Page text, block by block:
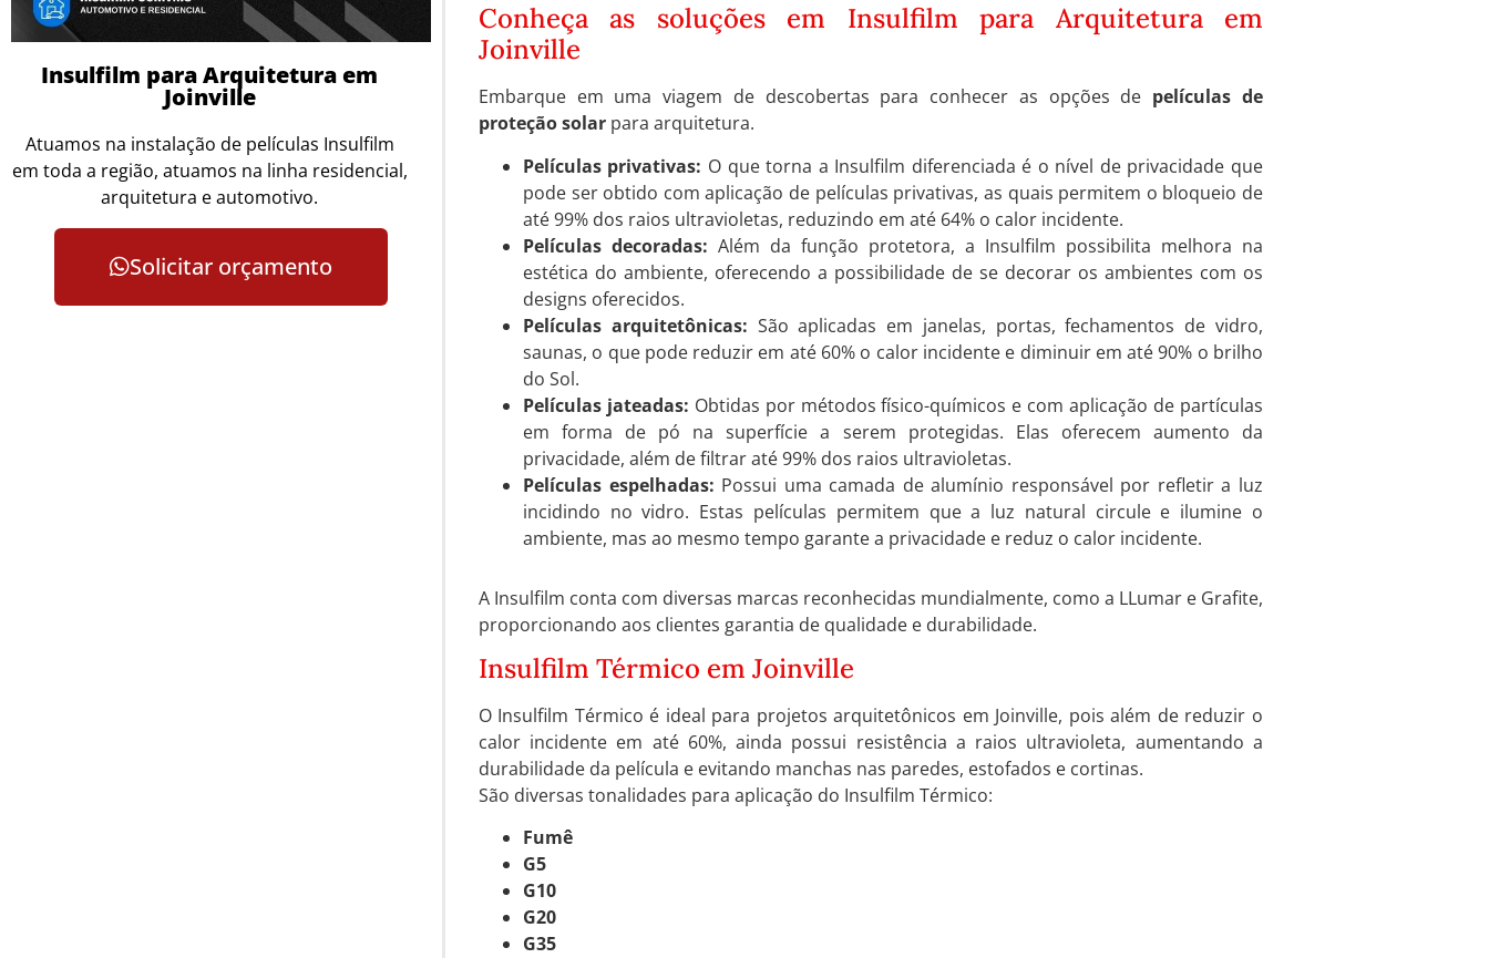
Insulfilm para Arquitetura em
Joinville
Atuamos na instalação de películas Insulfilm
em toda a região, atuamos na linha residencial,
arquitetura e automotivo.
Solicitar orçamento
Conheça as soluções em Insulfilm para Arquitetura em
Joinville
Embarque em uma viagem de descobertas para conhecer as opções de películas de
proteção solarpara arquitetura.
Películas privativas: O que torna a Insulfilm diferenciada é o nível de privacidade que
pode ser obtido com aplicação de películas privativas, as quais permitem o bloqueio de
até 99% dos raios ultravioletas, reduzindo em até 64% o calor incidente.
Películas decoradas: Além da função protetora, a Insulfilm possibilita melhora na
estética do ambiente, oferecendo a possibilidade de se decorar os ambientes com os
designs oferecidos.
Películas arquitetônicas: São aplicadas em janelas, portas, fechamentos de vidro,
saunas, o que pode reduzir em até 60% o calor incidente e diminuir em até 90% o brilho
do Sol.
Películas jateadas: Obtidas por métodos físico-químicos e com aplicação de partículas
em forma de pó na superfície a serem protegidas. Elas oferecem aumento da
privacidade, além de filtrar até 99% dos raios ultravioletas.
Películas espelhadas: Possui uma camada de alumínio responsável por refletir a luz
incidindo no vidro. Estas películas permitem que a luz natural circule e ilumine o
ambiente, mas ao mesmo tempo garante a privacidade e reduz o calor incidente.
A Insulfilm conta com diversas marcas reconhecidas mundialmente, como a LLumar e Grafite,
proporcionando aos clientes garantia de qualidade e durabilidade.
Insulfilm Térmico em Joinville
O Insulfilm Térmico é ideal para projetos arquitetônicos em Joinville, pois além de reduzir o
calor incidente em até 60%, ainda possui resistência a raios ultravioleta, aumentando a
durabilidade da película e evitando manchas nas paredes, estofados e cortinas.
São diversas tonalidades para aplicação do Insulfilm Térmico:
Fumê
G5
G10
G20
G35